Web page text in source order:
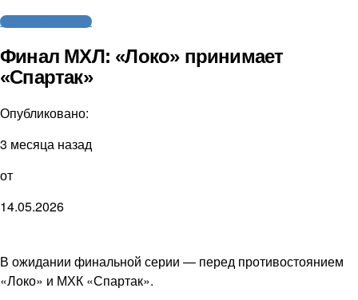
Молодежный хоккей
Финал МХЛ: «Локо» принимает
«Спартак»
Опубликовано:
3 месяца назад
от
14.05.2026
В ожидании финальной серии — перед противостоянием
«Локо» и МХК «Спартак».